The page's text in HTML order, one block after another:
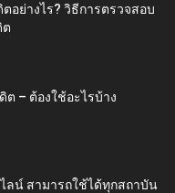
อย่างไร? วิธีการตรวจสอบ
ต
ต – ต้องใช้อะไรบ้าง
ลน์ สามารถใช้ได้ทุกสถาบัน